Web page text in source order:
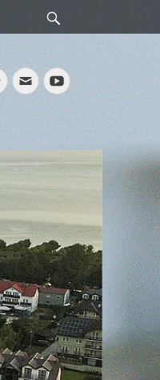
Googleplus
EmailYouTube